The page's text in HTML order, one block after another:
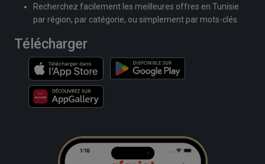
Recherchez facilement les meilleures offres en Tunisie
par région, par catégorie, ou simplement par mots-clés.
Télécharger